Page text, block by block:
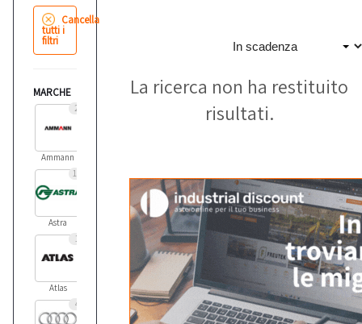
Cancella
tutti i
filtri
MARCHE
2
Ammann
11
Astra
1
Atlas
4
La ricerca non ha restituito
risultati.